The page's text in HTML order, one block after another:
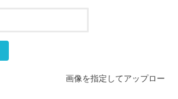
画像を指定してアップロー